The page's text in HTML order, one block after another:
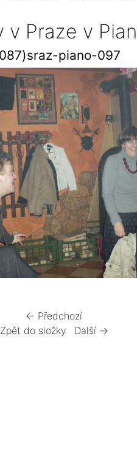
v Praze v
piano-097
← Předchozí
Zpět do složky
Další →